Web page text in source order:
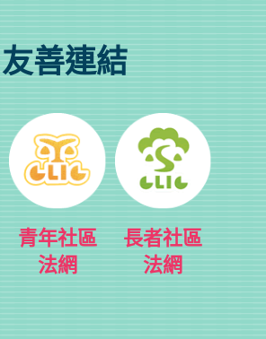
友善連結
青年社區
法網
長者社區
法網